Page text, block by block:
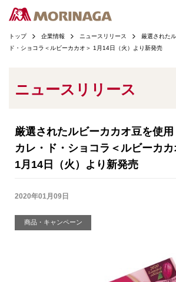
トップ 企業情報 ニュースリリース
厳選された
ド・ショコラ＜ルビーカカオ＞ 1月14日（火）より新発売
ニュースリリース
厳選されたルビーカカオ豆を使用
カレ・ド・ショコラ＜ルビーカカ
1月14日（火）より新発売
2020年01月09日
商品・キャンペーン